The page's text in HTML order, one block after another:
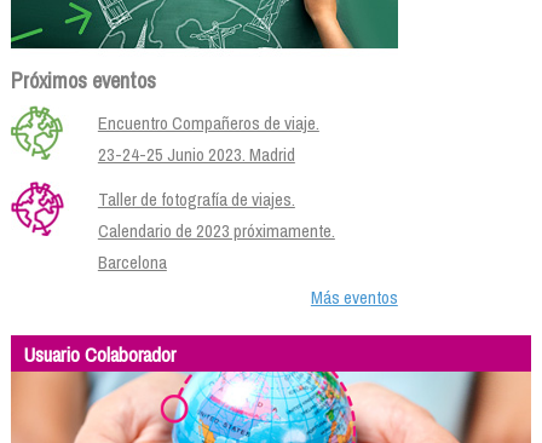
Próximos eventos
Encuentro Compañeros de viaje.
23-24-25 Junio 2023. Madrid
Taller de fotografía de viajes.
Calendario de 2023 próximamente.
Barcelona
Más eventos
Usuario Colaborador